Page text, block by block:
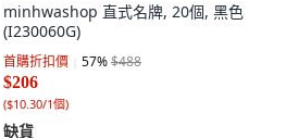
minhwashop 直式名牌, 20個, 黑色
(I230060G)
首購折扣價 57%$488
$206
($10.30/1個)
缺貨